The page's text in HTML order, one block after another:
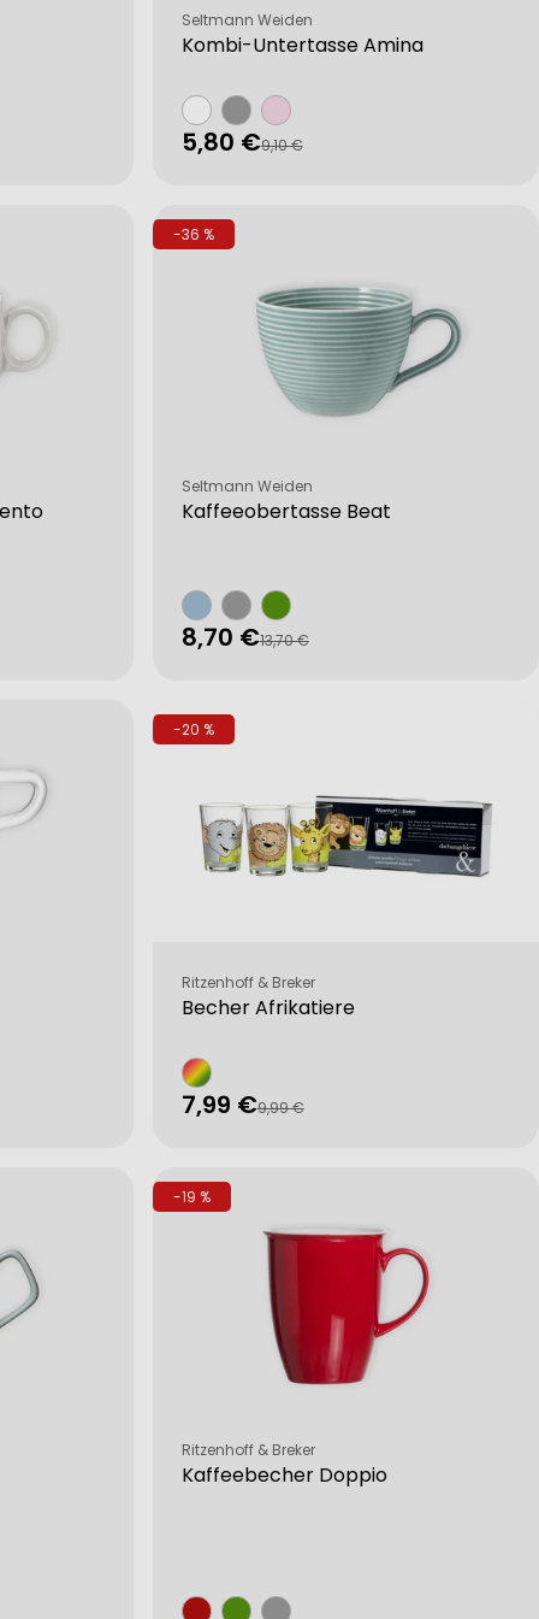
Kombi-Untertasse Amina
Verkäufer:
Seltmann Weiden
Verkaufspreis
5,80 €
Regulärer
9,10 €
-36 %
Kaffeeobertasse Beat
Verkäufer:
Seltmann Weiden
Verkaufspreis
8,70 €
Regulärer
13,70 €
-20 %
Becher Afrikatiere
Verkäufer:
Ritzenhoff & Breker
Verkaufspreis
7,99 €
Regulärer
9,99 €
-19 %
Kaffeebecher Doppio
Verkäufer:
Ritzenhoff & Breker